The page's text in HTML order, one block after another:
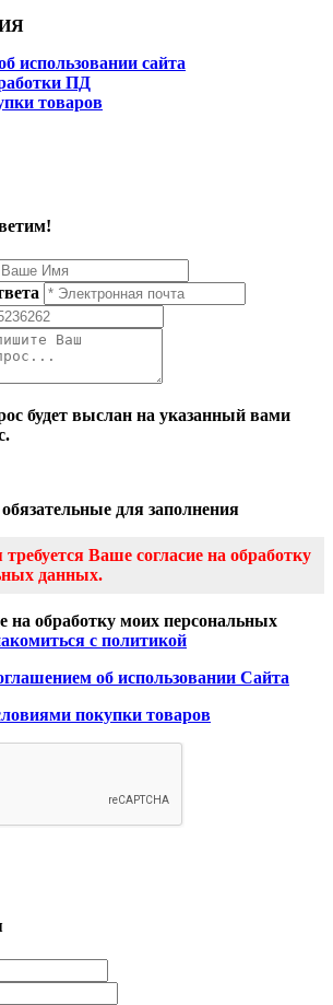
использовании сайта
ПД
товаров
будет выслан на указанный вами
для заполнения
Ваше согласие на обработку
данных.
на обработку моих персональных
с политикой
об использовании Сайта
покупки товаров